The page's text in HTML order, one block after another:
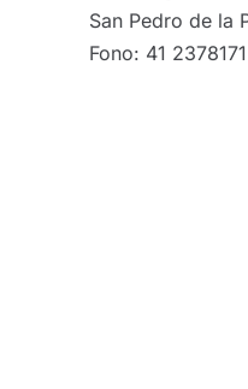
San Pedro de la
Fono: 41 2378171